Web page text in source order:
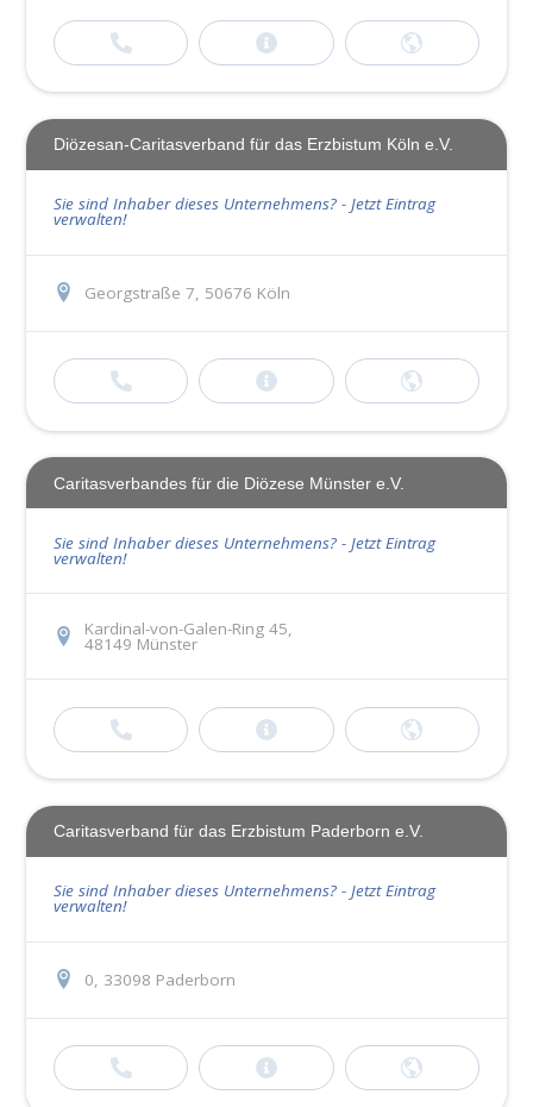
Diözesan-Caritasverband für das Erzbistum Köln e.V.
Sie sind Inhaber dieses Unternehmens? - Jetzt Eintrag
verwalten!
Georgstraße 7, 50676 Köln
Caritasverbandes für die Diözese Münster e.V.
Sie sind Inhaber dieses Unternehmens? - Jetzt Eintrag
verwalten!
Kardinal-von-Galen-Ring 45,
48149 Münster
Caritasverband für das Erzbistum Paderborn e.V.
Sie sind Inhaber dieses Unternehmens? - Jetzt Eintrag
verwalten!
0, 33098 Paderborn